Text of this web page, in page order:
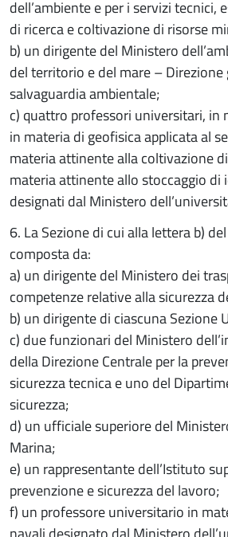
dell’ambiente e per i servizi tecnici,
di ricerca e coltivazione di risorse
b) un dirigente del Ministero
del territorio e del mare – Direzione
salvaguardia ambientale;
c) quattro professori universitari, in
in materia di geofisica applicata al
materia attinente alla coltivazione
materia attinente allo stoccaggio di
designati dal Ministero
6. La Sezione di cui alla lettera b)
composta da:
a) un dirigente del Ministero dei
competenze relative alla sicurezza
b) un dirigente di ciascuna Sezione
c) due funzionari del Ministero
della Direzione Centrale per la
sicurezza tecnica e uno del
sicurezza;
d) un ufficiale superiore del
Marina;
e) un rappresentante dell’Istituto
prevenzione e sicurezza del lavoro;
f) un professore universitario in